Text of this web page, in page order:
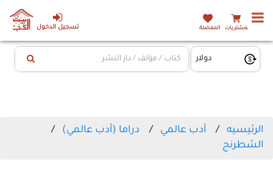
تسجيل الدخول المشتريات المفضلة
الرئيسيه أدب عالمي
دراما (أدب عالمي)
الشطرنج